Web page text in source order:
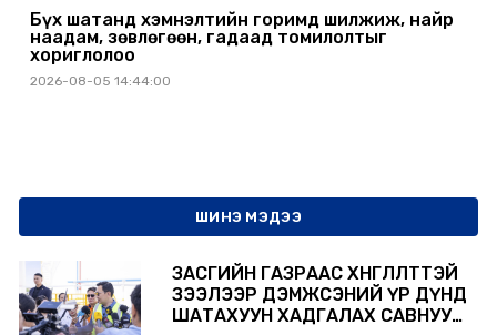
Бүх шатанд хэмнэлтийн горимд шилжиж, найр
наадам, зөвлөгөөн, гадаад томилолтыг
хориглолоо
2026-08-05 14:44:00
ШИНЭ МЭДЭЭ
ЗАСГИЙН ГАЗРААС ХӨНГӨЛӨЛТТЭЙ
ЗЭЭЛЭЭР ДЭМЖСЭНИЙ ҮР ДҮНД
ШАТАХУУН ХАДГАЛАХ САВНУУД